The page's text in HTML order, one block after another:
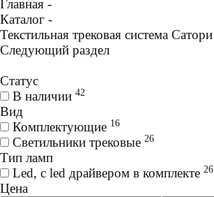
Главная -
Каталог -
Текстильная трековая система Сатори
Следующий раздел
Статус
В наличии 42
Вид
Комплектующие 16
Светильники трековые 26
Тип ламп
Led, с led драйвером в комплекте 26
Цена